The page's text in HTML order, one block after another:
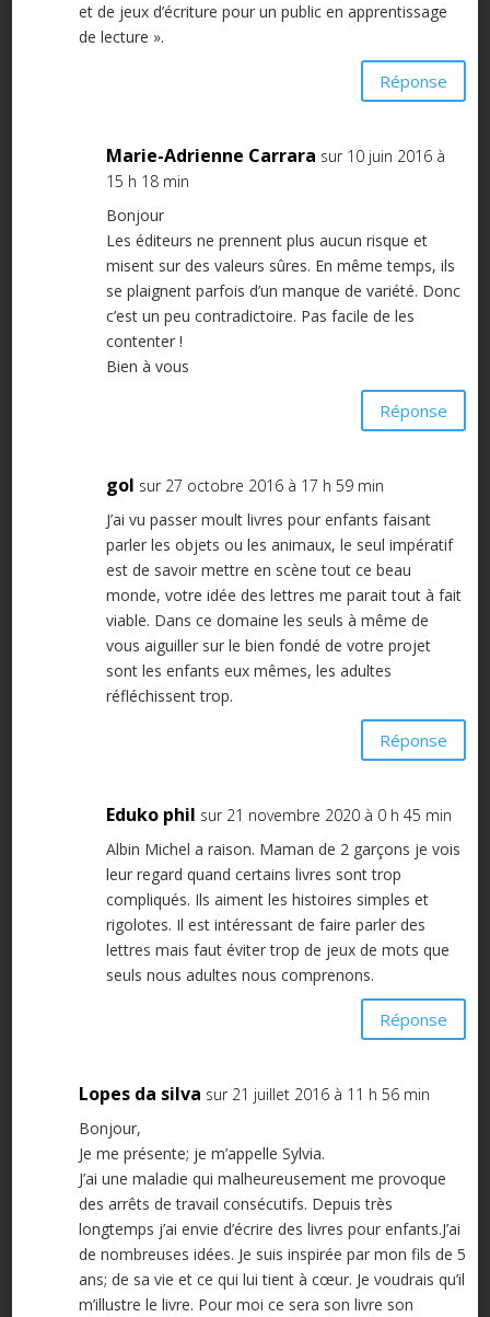
et de jeux d’écriture pour un public en apprentissage
de lecture ».
Réponse
Marie-Adrienne Carrara sur 10 juin 2016 à
15 h 18 min
Bonjour
Les éditeurs ne prennent plus aucun risque et
misent sur des valeurs sûres. En même temps, ils
se plaignent parfois d’un manque de variété. Donc
c’est un peu contradictoire. Pas facile de les
contenter !
Bien à vous
Réponse
gol sur 27 octobre 2016 à 17 h 59 min
J’ai vu passer moult livres pour enfants faisant
parler les objets ou les animaux, le seul impératif
est de savoir mettre en scène tout ce beau
monde, votre idée des lettres me parait tout à fait
viable. Dans ce domaine les seuls à même de
vous aiguiller sur le bien fondé de votre projet
sont les enfants eux mêmes, les adultes
réfléchissent trop.
Réponse
Eduko phil sur 21 novembre 2020 à 0 h 45 min
Albin Michel a raison. Maman de 2 garçons je vois
leur regard quand certains livres sont trop
compliqués. Ils aiment les histoires simples et
rigolotes. Il est intéressant de faire parler des
lettres mais faut éviter trop de jeux de mots que
seuls nous adultes nous comprenons.
Réponse
Lopes da silva sur 21 juillet 2016 à 11 h 56 min
Bonjour,
Je me présente; je m’appelle Sylvia.
J’ai une maladie qui malheureusement me provoque
des arrêts de travail consécutifs. Depuis très
longtemps j’ai envie d’écrire des livres pour enfants.J’ai
de nombreuses idées. Je suis inspirée par mon fils de 5
ans; de sa vie et ce qui lui tient à cœur. Je voudrais qu’il
m’illustre le livre. Pour moi ce sera son livre son